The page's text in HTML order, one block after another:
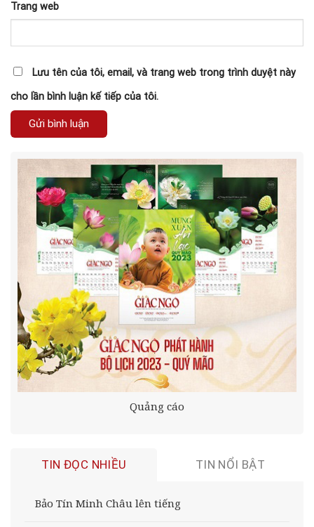
Trang web
Lưu tên của tôi, email, và trang web trong trình duyệt này
cho lần bình luận kế tiếp của tôi.
Quảng cáo
TIN ĐỌC NHIỀU TIN NỔI BẬT
Bảo Tín Minh Châu lên tiếng